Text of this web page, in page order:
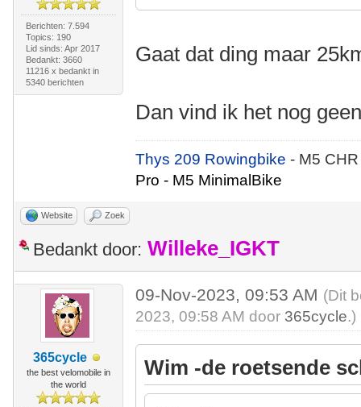
Berichten: 7.594
Topics: 190
Lid sinds: Apr 2017
Bedankt: 3660
11216 x bedankt in
5340 berichten
Gaat dat ding maar
Dan vind ik het nog
Thys 209 Rowingbike- M5
Pro - M5 MinimalBike
Website Zoek
Bedankt door: Willeke_IGKT
365cycle
the best velomobile in
the world
09-Nov-2023, 09:53 AM (Dit
2023, 09:58 AM door 365cycle.)
Wim -de roetsende